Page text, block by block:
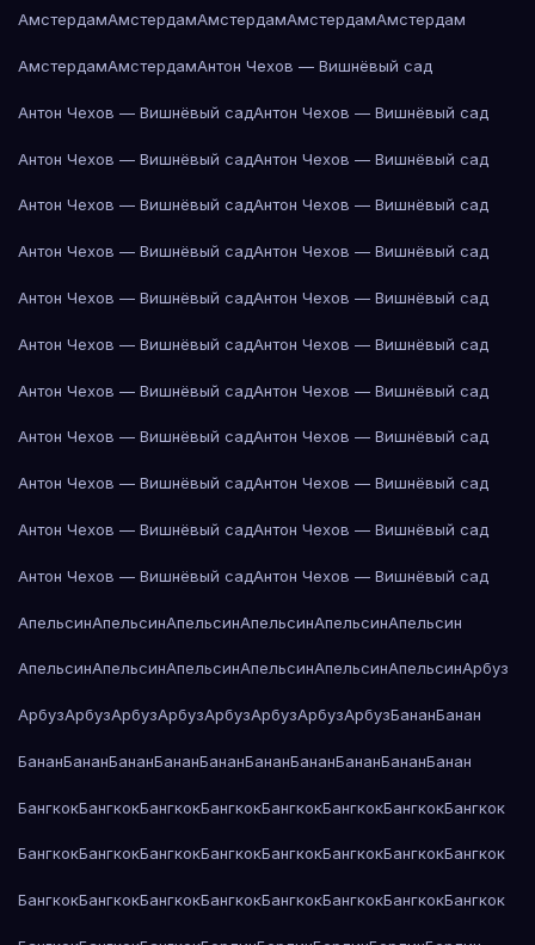
АмстердамАмстердамАмстердамАмстердамАмстердам
АмстердамАмстердамАнтон Чехов — Вишнёвый сад
Антон Чехов — Вишнёвый садАнтон Чехов — Вишнёвый сад
Антон Чехов — Вишнёвый садАнтон Чехов — Вишнёвый сад
Антон Чехов — Вишнёвый садАнтон Чехов — Вишнёвый сад
Антон Чехов — Вишнёвый садАнтон Чехов — Вишнёвый сад
Антон Чехов — Вишнёвый садАнтон Чехов — Вишнёвый сад
Антон Чехов — Вишнёвый садАнтон Чехов — Вишнёвый сад
Антон Чехов — Вишнёвый садАнтон Чехов — Вишнёвый сад
Антон Чехов — Вишнёвый садАнтон Чехов — Вишнёвый сад
Антон Чехов — Вишнёвый садАнтон Чехов — Вишнёвый сад
Антон Чехов — Вишнёвый садАнтон Чехов — Вишнёвый сад
Антон Чехов — Вишнёвый садАнтон Чехов — Вишнёвый сад
АпельсинАпельсинАпельсинАпельсинАпельсинАпельсин
АпельсинАпельсинАпельсинАпельсинАпельсинАпельсинАрбуз
АрбузАрбузАрбузАрбузАрбузАрбузАрбузАрбузБананБанан
БананБананБананБананБананБананБананБананБананБанан
БангкокБангкокБангкокБангкокБангкокБангкокБангкокБангкок
БангкокБангкокБангкокБангкокБангкокБангкокБангкокБангкок
БангкокБангкокБангкокБангкокБангкокБангкокБангкокБангкок